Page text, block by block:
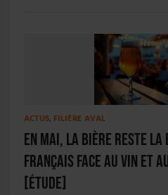
ACTUS, FILIÈRE AVAL
En mai, la bière reste la
Français face au vin et
[ÉTUDE]